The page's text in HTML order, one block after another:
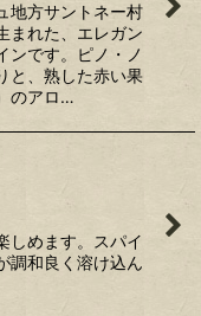
地方サントネー村
まれた、エレガン
ンです。ピノ・ノ
と、熟した赤い果
のアロ…
しめます。スパイ
調和良く溶け込ん